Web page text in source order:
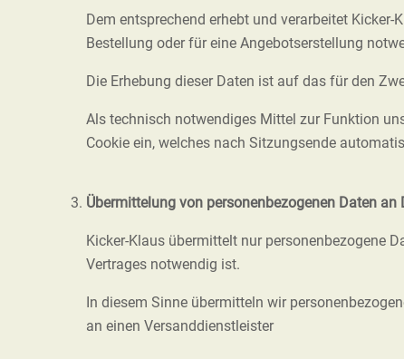
Dem entsprechend erhebt und verarbeitet
Bestellung oder für eine Angebotserstellung
Die Erhebung dieser Daten ist auf das für den
Als technisch notwendiges Mittel zur Funktion
Cookie ein, welches nach Sitzungsende
Übermittelung von personenbezogenen Daten an
Kicker-Klaus übermittelt nur personenbezogene
Vertrages notwendig ist.
In diesem Sinne übermitteln wir
an einen Versanddienstleister